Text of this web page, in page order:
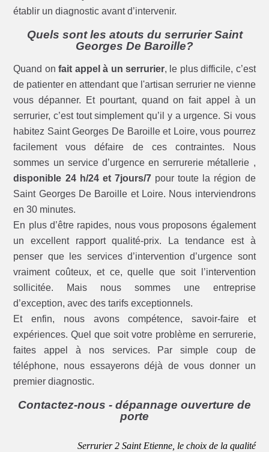
établir un diagnostic avant d’intervenir.
Quels sont les atouts du serrurier Saint
Georges De Baroille?
Quand onfait appel à un serrurier, le plus difficile, c’est
de patienter en attendant que l'artisan serrurier ne vienne
vous dépanner. Et pourtant, quand on fait appel à un
serrurier, c’est tout simplement qu’il y a urgence. Si vous
habitez Saint Georges De Baroille et Loire, vous pourrez
facilement vous défaire de ces contraintes. Nous
sommes un service d’urgence en serrurerie métallerie ,
disponible 24 h/24 et 7jours/7pour toute la région de
Saint Georges De Baroille et Loire. Nous interviendrons
en 30 minutes.
En plus d’être rapides, nous vous proposons également
un excellent rapport qualité-prix. La tendance est à
penser que les services d’intervention d’urgence sont
vraiment coûteux, et ce, quelle que soit l’intervention
sollicitée. Mais nous sommes une entreprise
d’exception, avec des tarifs exceptionnels.
Et enfin, nous avons compétence, savoir-faire et
expériences. Quel que soit votre problème en serrurerie,
faites appel à nos services. Par simple coup de
téléphone, nous essayerons déjà de vous donner un
premier diagnostic.
Contactez-nous - dépannage ouverture de
porte
Serrurier 2 Saint Etienne, le choix de la qualité